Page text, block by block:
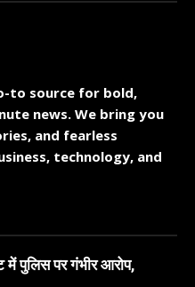
to source for bold,
news. We bring you
and fearless
technology, and
में पुलिस पर गंभीर आरोप,